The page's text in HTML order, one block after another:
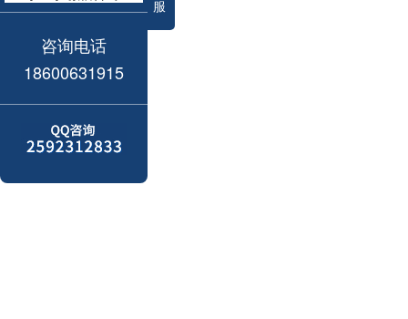
服
咨询电话
18600631915